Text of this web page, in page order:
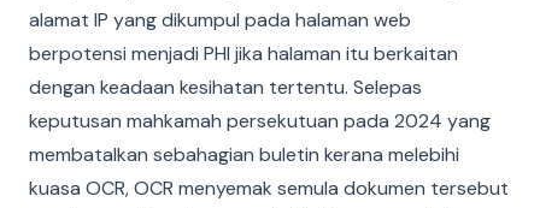
alamat IP yang dikumpul pada halaman web
berpotensi menjadi PHI jika halaman itu berkaitan
dengan keadaan kesihatan tertentu. Selepas
keputusan mahkamah persekutuan pada 2024 yang
membatalkan sebahagian buletin kerana melebihi
kuasa OCR, OCR menyemak semula dokumen tersebut